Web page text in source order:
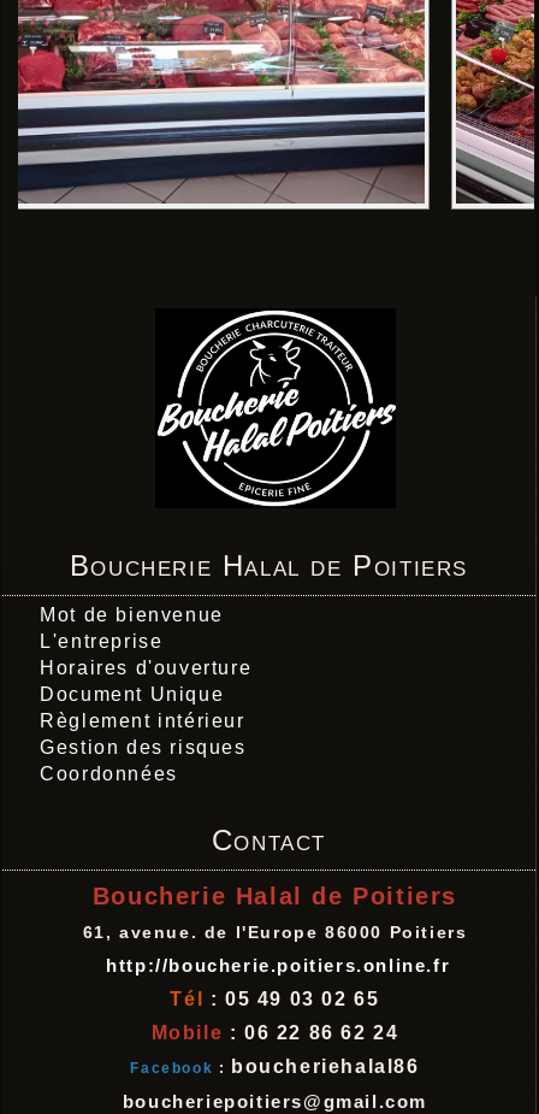
Boucherie Halal de Poitiers
Mot de bienvenue
L'entreprise
Horaires d'ouverture
Document Unique
Règlement intérieur
Gestion des risques
Coordonnées
Contact
Boucherie Halal de Poitiers
61, avenue. de l'Europe 86000 Poitiers
http://boucherie.poitiers.online.fr
Tél
: 05 49 03 02 65
Mobile : 06 22 86 62 24
Facebook :
boucheriehalal86
boucheriepoitiers@gmail.com